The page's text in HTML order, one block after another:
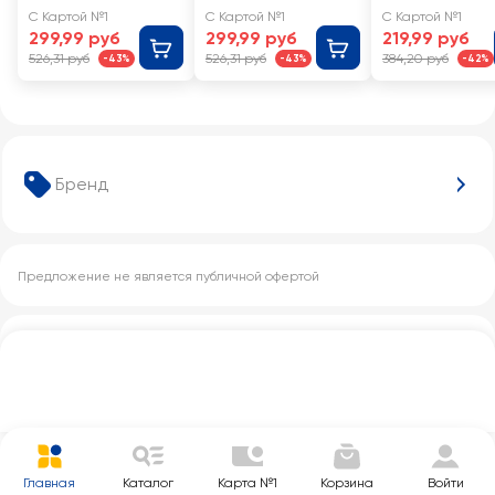
Бренд
Предложение не является публичной офертой
пальчиковая
АА 1,5В), Арт.
5818
С Картой №1
299,99 руб
526,31 руб -43%
С Картой №1
299,99 руб
526,31 руб -43%
С Картой №1
219,99 руб
384,20 руб -42%
Главная Каталог Карта №1 Корзина Войти